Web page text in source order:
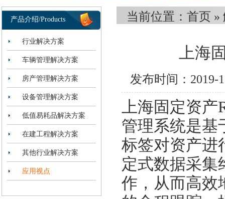
产品介绍/Products
行业解决方案
车辆管理解决方案
房产管理解决方案
设备管理解决方案
低值易耗品解决方案
在建工程解决方案
其他行业解决方案
应用视点
当前位置： 首页 »
上海
发布时间：2019-
上海固定资产
管理系统是基
标签对资产进
定式数据采集
作，从而高效